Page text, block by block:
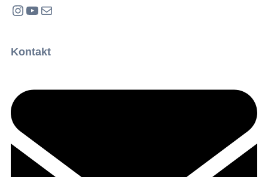
Instagram YouTube E-Mail
Kontakt